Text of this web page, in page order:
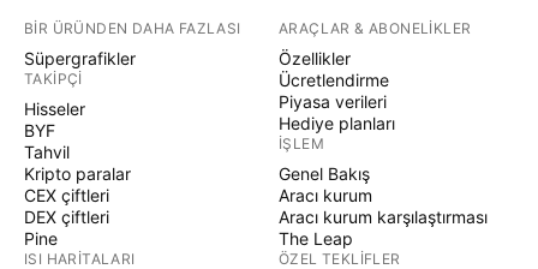
BIR ÜRÜNDEN DAHA FAZLASI
Süpergrafikler
TAKIPÇI
Hisseler
BYF
Tahvil
Kripto paralar
CEX çiftleri
DEX çiftleri
Pine
ISI HARITALARI
ARAÇLAR & ABONELIKLER
Özellikler
Ücretlendirme
Piyasa verileri
Hediye planları
İŞLEM
Genel Bakış
Aracı kurum
Aracı kurum karşılaştırması
The Leap
ÖZEL TEKLIFLER